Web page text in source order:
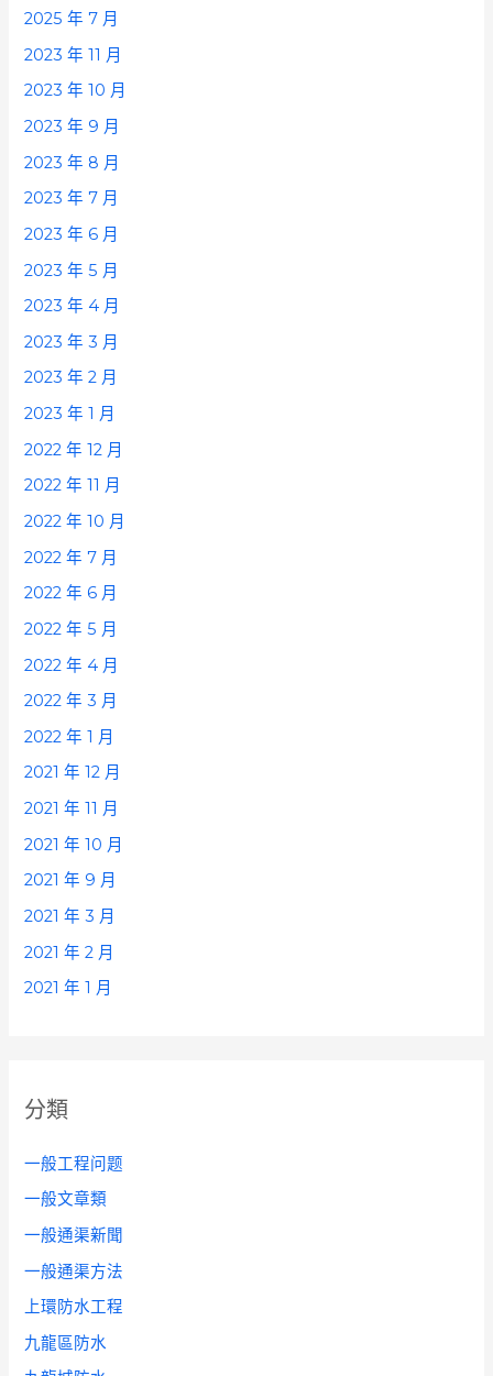
2025 年 7 月
2023 年 11 月
2023 年 10 月
2023 年 9 月
2023 年 8 月
2023 年 7 月
2023 年 6 月
2023 年 5 月
2023 年 4 月
2023 年 3 月
2023 年 2 月
2023 年 1 月
2022 年 12 月
2022 年 11 月
2022 年 10 月
2022 年 7 月
2022 年 6 月
2022 年 5 月
2022 年 4 月
2022 年 3 月
2022 年 1 月
2021 年 12 月
2021 年 11 月
2021 年 10 月
2021 年 9 月
2021 年 3 月
2021 年 2 月
2021 年 1 月
分類
一般工程问题
一般文章類
一般通渠新聞
一般通渠方法
上環防水工程
九龍區防水